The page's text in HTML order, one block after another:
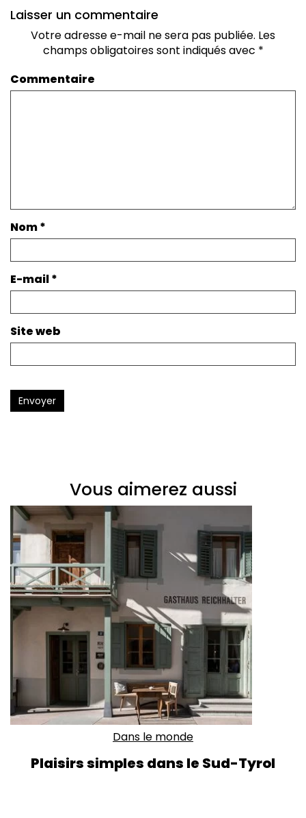
Laisser un commentaire
Votre adresse e-mail ne sera pas publiée. Les
champs obligatoires sont indiqués avec *
Commentaire
Nom*
E-mail*
Site web
Envoyer
Vous aimerez aussi
Dans le monde
Plaisirs simples dans le Sud-Tyrol